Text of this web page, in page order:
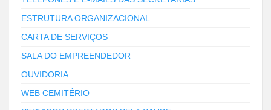
ESTRUTURA ORGANIZACIONAL
CARTA DE SERVIÇOS
SALA DO EMPREENDEDOR
OUVIDORIA
WEB CEMITÉRIO